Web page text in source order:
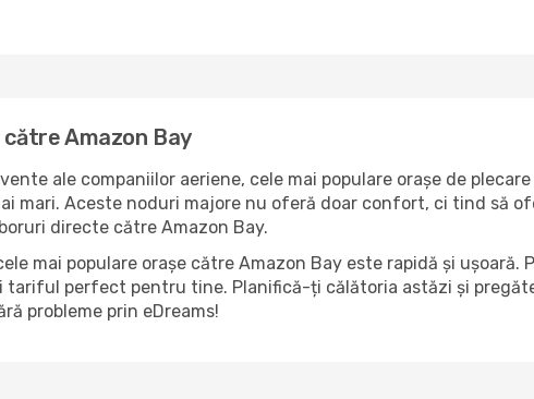
Amazon Bay
ale companiilor aeriene, cele mai populare orașe de
mari. Aceste noduri majore nu oferă doar confort, ci tind să
directe către Amazon Bay.
mai populare orașe către Amazon Bay este rapidă și ușoară.
tariful perfect pentru tine. Planifică-ți călătoria astăzi și
probleme prin eDreams!